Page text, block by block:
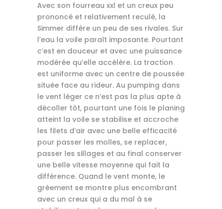
Avec son fourreau xxl et un creux peu
prononcé et relativement reculé, la
Simmer diffère un peu de ses rivales. Sur
l’eau la voile paraît imposante. Pourtant
c’est en douceur et avec une puissance
modérée qu’elle accélère. La traction
est uniforme avec un centre de poussée
située face au rideur. Au pumping dans
le vent léger ce n’est pas la plus apte à
décoller tôt, pourtant une fois le planing
atteint la voile se stabilise et accroche
les filets d’air avec une belle efficacité
pour passer les molles, se replacer,
passer les sillages et au final conserver
une belle vitesse moyenne qui fait la
différence. Quand le vent monte, le
gréement se montre plus encombrant
avec un creux qui a du mal à se